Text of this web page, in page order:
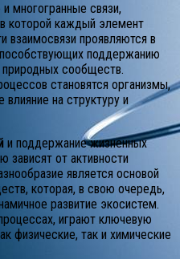
многогранные связи,
которой каждый элемент
взаимосвязи проявляются в
поддержанию
природных сообществ.
становятся организмы,
на структуру и
и поддержание жизненных
зависят от активности
является основой
которая, в свою очередь,
развитие экосистем.
играют ключевую
физические, так и химические